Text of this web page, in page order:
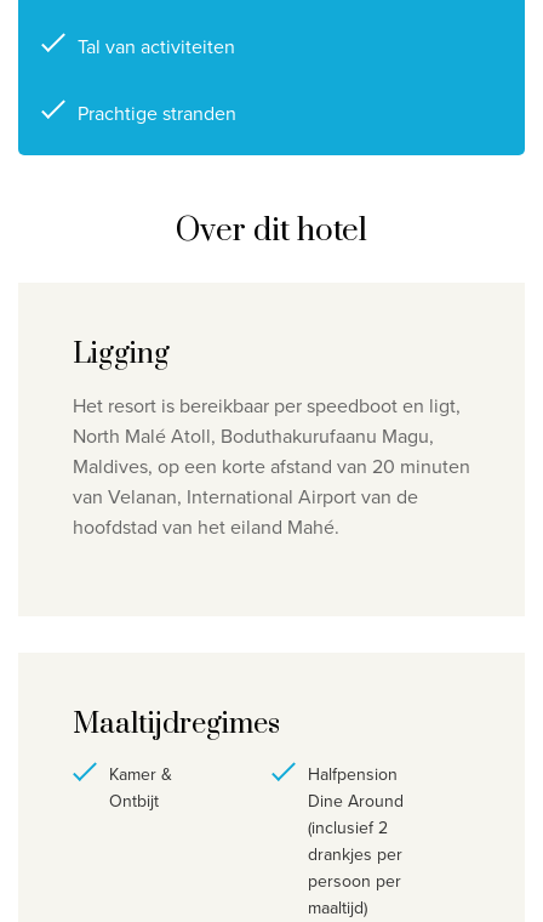
Tal van activiteiten
Prachtige stranden
Over dit hotel
Ligging
Het resort is bereikbaar per speedboot en ligt,
North Malé Atoll, Boduthakurufaanu Magu,
Maldives, op een korte afstand van 20 minuten
van Velanan, International Airport van de
hoofdstad van het eiland Mahé.
Maaltijdregimes
Kamer &
Ontbijt
Halfpension
Dine Around
(inclusief 2
drankjes per
persoon per
maaltijd)